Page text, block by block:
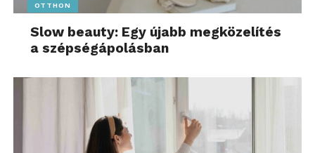
OTTHON
Slow beauty: Egy újabb megközelítés
a szépségápolásban